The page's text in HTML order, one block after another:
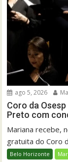
ago 5, 2026
Coro da
Preto com
Mariana recebe,
gratuita do Coro
Belo Horizonte